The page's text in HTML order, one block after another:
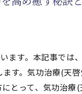
ます。本記事では
す。気功治療(天
とって、気功治